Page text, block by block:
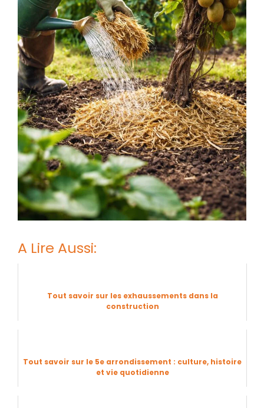
A Lire Aussi:
Tout savoir sur les exhaussements dans la
construction
Tout savoir sur le 5e arrondissement : culture, histoire
et vie quotidienne